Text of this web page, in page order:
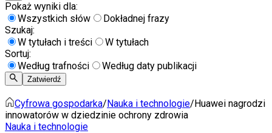
Pokaż wyniki dla:
Wszystkich słów
Dokładnej frazy
Szukaj:
W tytułach i treści
W tytułach
Sortuj:
Według trafności
Według daty publikacji
Zatwierdź
Cyfrowa gospodarka/Nauka i technologie/Huawei nagrodzi
innowatorów w dziedzinie ochrony zdrowia
Nauka i technologie